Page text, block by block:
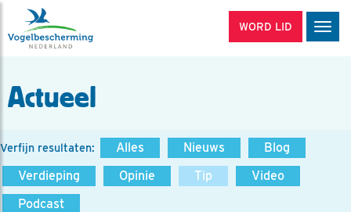
WORD LID
Actueel
Verfijn resultaten: Alles Nieuws
Blog
Verdieping
Opinie Tip
Video
Podcast